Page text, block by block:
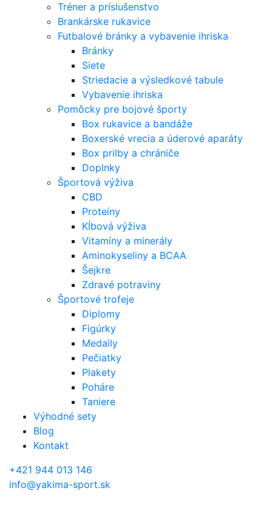
Tréner a príslušenstvo
Brankárske rukavice
Futbalové bránky a vybavenie ihriska
Bránky
Siete
Striedacie a výsledkové tabule
Vybavenie ihriska
Pomôcky pre bojové športy
Box rukavice a bandáže
Boxerské vrecia a úderové aparáty
Box prilby a chrániče
Doplnky
Športová výživa
CBD
Proteíny
Kĺbová výživa
Vitamíny a minerály
Aminokyseliny a BCAA
Šejkre
Zdravé potraviny
Športové trofeje
Diplomy
Figúrky
Medaily
Pečiatky
Plakety
Poháre
Taniere
Výhodné sety
Blog
Kontakt
+421 944 013 146
info@yakima-sport.sk